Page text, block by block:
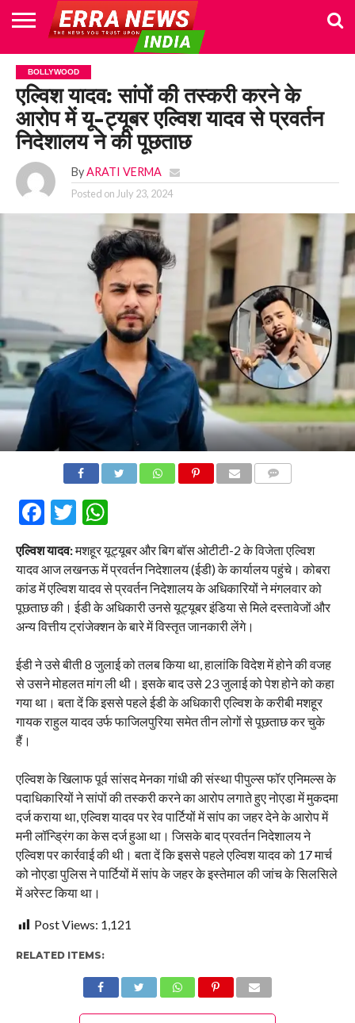
HOME
POLITICS
NEWS
BUSINESS
CULTURE
NATIONAL
SPORTS
LIFESTYLE
TRAVEL
OPINION
BREAKING
NEWS
ENTERTAINMENT
WORLD
CRIME
JOIN
US
BOLLYWOOD
एल्विश यादव: सांपों की तस्करी करने के
आरोप में यू-ट्यूबर एल्विश यादव से प्रवर्तन
निदेशालय ने की पूछताछ
By ARATI VERMA
Posted on July 23, 2024
Facebook
Twitter
WhatsApp
एल्विश यादव:मशहूर यूट्यूबर और बिग बॉस ओटीटी-2 के विजेता एल्विश
यादव आज लखनऊ में प्रवर्तन निदेशालय (ईडी) के कार्यालय पहुंचे। कोबरा
कांड में एल्विश यादव से प्रवर्तन निदेशालय के अधिकारियों ने मंगलवार को
पूछताछ की। ईडी के अधिकारी उनसे यूट्यूबर इंडिया से मिले दस्तावेजों और
अन्य वित्तीय ट्रांजेक्शन के बारे में विस्तृत जानकारी लेंगे।
ईडी ने उसे बीती 8 जुलाई को तलब किया था, हालांकि विदेश में होने की वजह
से उसने मोहलत मांग ली थी। इसके बाद उसे 23 जुलाई को पेश होने को कहा
गया था। बता दें कि इससे पहले ईडी के अधिकारी एल्विश के करीबी मशहूर
गायक राहुल यादव उर्फ फाजिलपुरिया समेत तीन लोगों से पूछताछ कर चुके
हैं।
एल्विश के खिलाफ पूर्व सांसद मेनका गांधी की संस्था पीपुल्स फॉर एनिमल्स के
पदाधिकारियों ने सांपों की तस्करी करने का आरोप लगाते हुए नोएडा में मुकदमा
दर्ज कराया था, एल्विश यादव पर रेव पार्टियों में सांप का जहर देने के आरोप में
मनी लॉन्ड्रिंग का केस दर्ज हुआ था। जिसके बाद प्रवर्तन निदेशालय ने
एल्विश पर कार्रवाई की थी। बता दें कि इससे पहले एल्विश यादव को 17 मार्च
को नोएडा पुलिस ने पार्टियों में सांप के जहर के इस्तेमाल की जांच के सिलसिले
में अरेस्ट किया था।
Post Views: 1,121
RELATED ITEMS: